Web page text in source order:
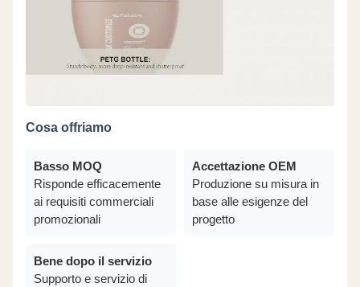
Cosa offriamo
Basso MOQ
Risponde efficacemente
ai requisiti commerciali
promozionali
Accettazione OEM
Produzione su misura in
base alle esigenze del
progetto
Bene dopo il servizio
Supporto e servizio di